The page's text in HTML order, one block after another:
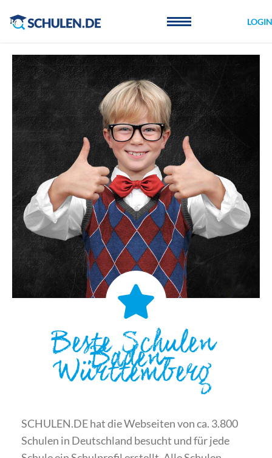
LOGIN
Beste Schulen
Baden-
Württemberg
SCHULEN.DE hat die Webseiten von ca. 3.800
Schulen in Deutschland besucht und für jede